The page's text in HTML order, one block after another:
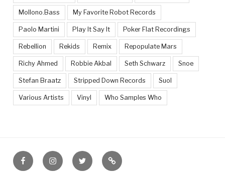
Mollono.Bass My Favorite Robot Records
Paolo Martini Play It Say It Poker Flat Recordings
Rebellion Rekids Remix Repopulate Mars
Richy Ahmed Robbie Akbal Seth Schwarz Snoe
Stefan Braatz Stripped Down Records Suol
Various Artists Vinyl Who Samples Who
FacebookInstagramTwitter Feed